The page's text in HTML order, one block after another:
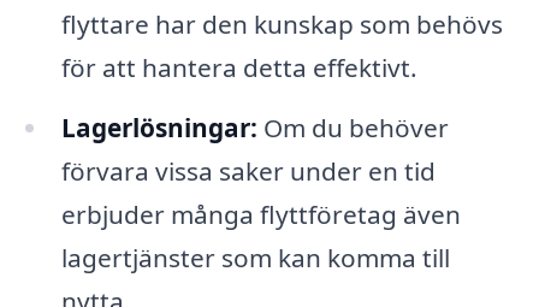
flyttare har den kunskap som behövs
för att hantera detta effektivt.
Lagerlösningar: Om du behöver
förvara vissa saker under en tid
erbjuder många flyttföretag även
lagertjänster som kan komma till